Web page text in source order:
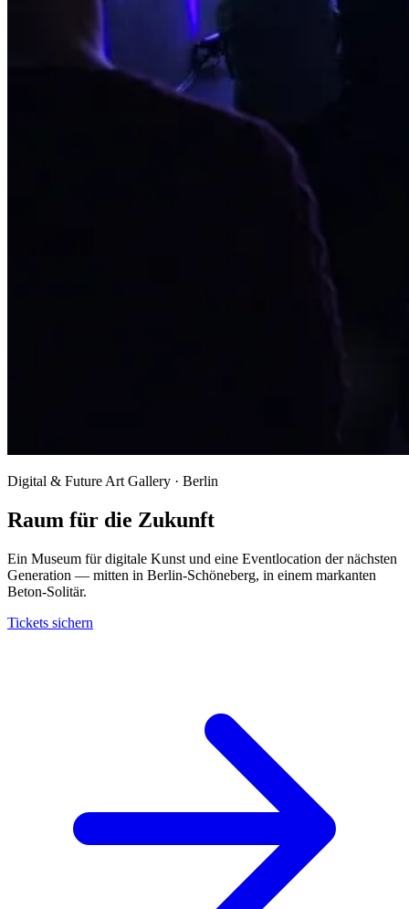
Digital & Future Art Gallery · Berlin
Raum für die Zukunft
Ein Museum für digitale Kunst und eine Eventlocation der nächsten
Generation — mitten in Berlin-Schöneberg, in einem markanten
Beton-Solitär.
Tickets sichern